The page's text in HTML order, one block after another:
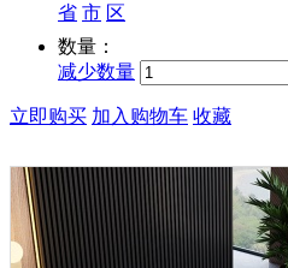
省 市 区
数量：
减少数量
立即购买 加入购物车 收藏